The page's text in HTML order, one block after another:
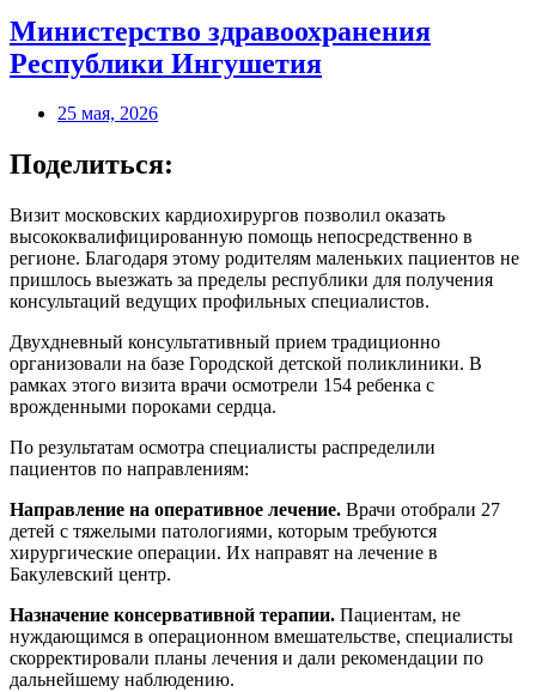
Министерство здравоохранения
Республики Ингушетия
25 мая, 2026
Поделиться:
Визит московских кардиохирургов позволил оказать
высококвалифицированную помощь непосредственно в
регионе. Благодаря этому родителям маленьких пациентов не
пришлось выезжать за пределы республики для получения
консультаций ведущих профильных специалистов.
Двухдневный консультативный прием традиционно
организовали на базе Городской детской поликлиники. В
рамках этого визита врачи осмотрели 154 ребенка с
врожденными пороками сердца.
По результатам осмотра специалисты распределили
пациентов по направлениям:
Направление на оперативное лечение. Врачи отобрали 27
детей с тяжелыми патологиями, которым требуются
хирургические операции. Их направят на лечение в
Бакулевский центр.
Назначение консервативной терапии. Пациентам, не
нуждающимся в операционном вмешательстве, специалисты
скорректировали планы лечения и дали рекомендации по
дальнейшему наблюдению.